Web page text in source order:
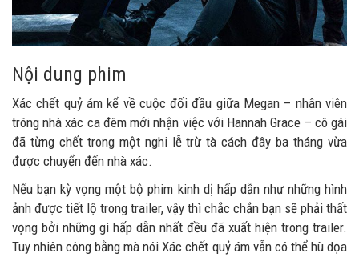
Nội dung phim
Xác chết quỷ ám kể về cuộc đối đầu giữa Megan – nhân viên
trông nhà xác ca đêm mới nhận việc với Hannah Grace – cô gái
đã từng chết trong một nghi lễ trừ tà cách đây ba tháng vừa
được chuyển đến nhà xác.
Nếu bạn kỳ vọng một bộ phim kinh dị hấp dẫn như những hình
ảnh được tiết lộ trong trailer, vậy thì chắc chắn bạn sẽ phải thất
vọng bởi những gì hấp dẫn nhất đều đã xuất hiện trong trailer.
Tuy nhiên công bằng mà nói Xác chết quỷ ám vẫn có thể hù dọa